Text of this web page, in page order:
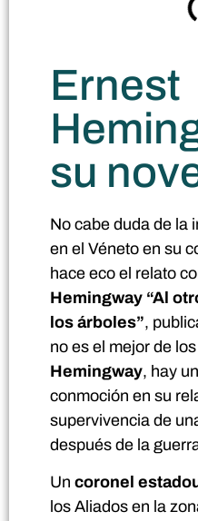
Ernest
su
No cabe duda de la
en el Véneto en su
hace eco el relato
Hemingway “Al
los árboles”,
no es el mejor de
Hemingway, hay
conmoción en su
supervivencia de
después de la
Un coronel
los Aliados en la